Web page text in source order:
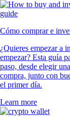
Cómo comprar e
¿Quieres empezar a
empezar? Esta guía
paso, desde elegir
compra, junto con
el primer día.
Learn more